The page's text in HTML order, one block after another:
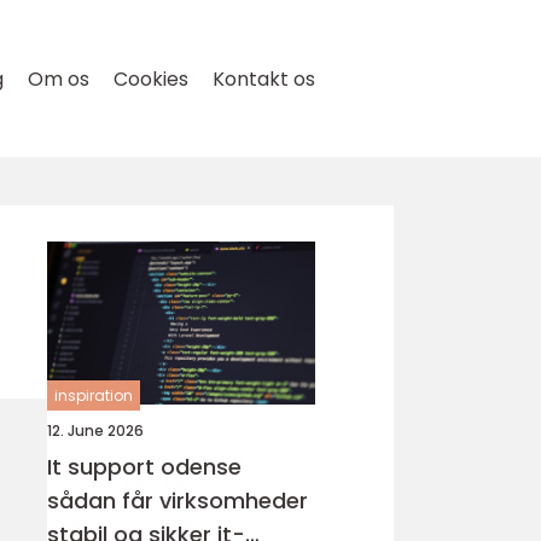
Om os Cookies Kontakt os
inspiration
12. June 2026
It support odense
sådan får virksomheder
stabil og sikker it-